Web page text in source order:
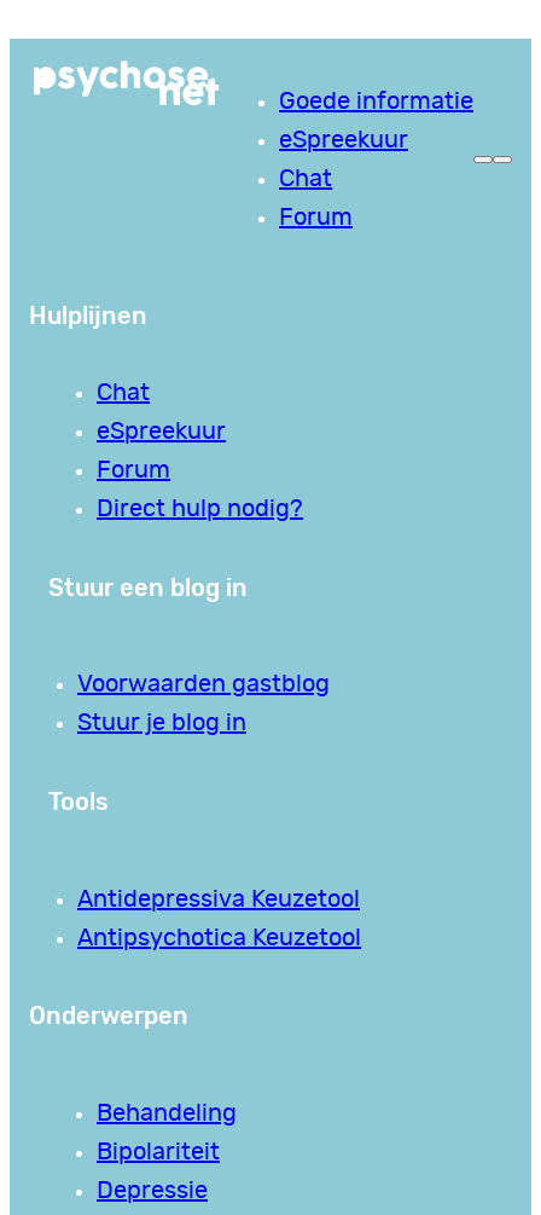
naar
Goede informatie
eSpreekuur
Chat
Forum
Hulplijnen
Chat
eSpreekuur
Forum
Direct hulp nodig?
Stuur een blog in
Voorwaarden gastblog
Stuur je blog in
Tools
Antidepressiva Keuzetool
Antipsychotica Keuzetool
Onderwerpen
Behandeling
Bipolariteit
Depressie